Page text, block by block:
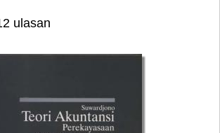
ulasan